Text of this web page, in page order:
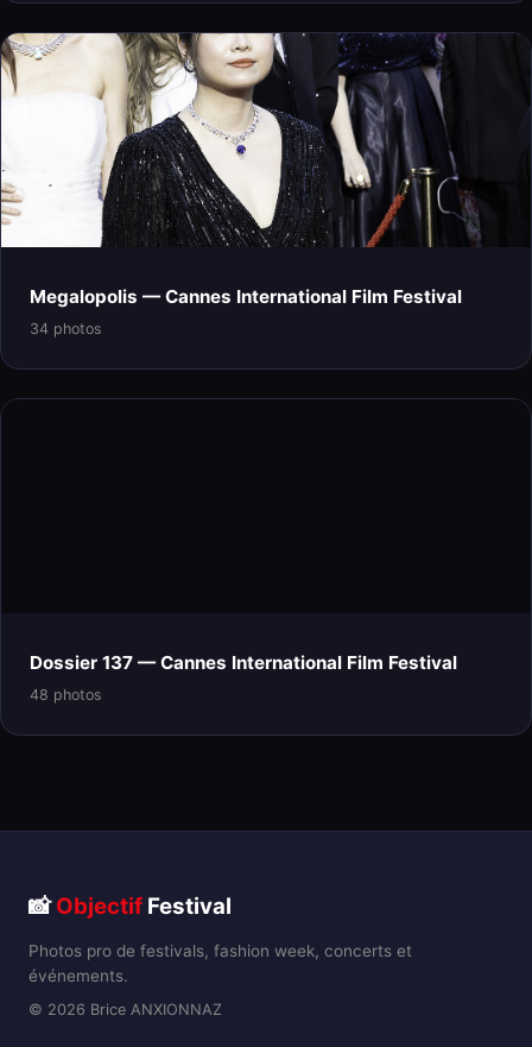
Megalopolis — Cannes International Film Festival
34 photos
Dossier 137 — Cannes International Film Festival
48 photos
📸Objectif Festival
Photos pro de festivals, fashion week, concerts et
événements.
© 2026 Brice ANXIONNAZ